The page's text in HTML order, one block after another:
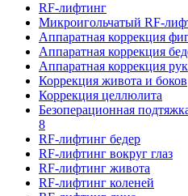
RF-лифтинг
Микроигольчатый RF-
Аппаратная коррекция
Аппаратная коррекция
Аппаратная коррекция рук
Коррекция живота и боков
Коррекция целлюлита
Безоперационная
8
RF-лифтинг бедер
RF-лифтинг вокруг глаз
RF-лифтинг живота
RF-лифтинг коленей